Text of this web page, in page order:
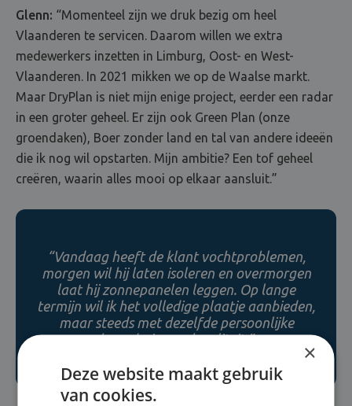
Glenn: “Momenteel zijn we druk bezig om heel
Vlaanderen te servicen. Daarom willen we extra
medewerkers inzetten in Limburg, Oost- en West-
Vlaanderen. In 2021 mikken we op de Waalse markt.
Maar DryPlan is niet mijn enige project, eerder een radar
in een groter geheel. Er zijn ook Green Plan (onze
groendaken), Boer zonder land en tal van andere ideeën
die ik nog wil opstarten. Mijn ambitie? Een tof geheel
creëren, waarin alles mooi op elkaar aansluit.”
“Vandaag heeft de klant vochtproblemen,
morgen wil hij laten isoleren en overmorgen
laat hij zonnepanelen leggen. Op lange
termijn wil ik het volledige plaatje aanbieden,
maar steeds met dezelfde persoonlijke
benadering en kwaliteit.”
×
Deze website maakt gebruik
van cookies.